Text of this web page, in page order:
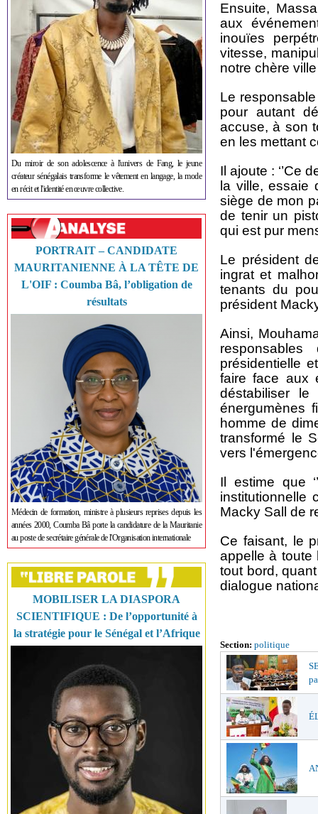
Du miroir de son adolescence à l'univers de Fang, le jeune
créateur sénégalais transforme le vêtement en langage, la mode
en récit et l'identité en œuvre collective.
PORTRAIT – CANDIDATE
MAURITANIENNE À LA TÊTE DE
L'OIF : Coumba Bâ, l’obligation de
résultats
Médecin de formation, ministre à plusieurs reprises depuis les
années 2000, Coumba Bâ porte la candidature de la Mauritanie
au poste de secrétaire générale de l'Organisation internationale
MOBILISER LA DIASPORA
SCIENTIFIQUE : De l’opportunité à
la stratégie pour le Sénégal et l’Afrique
Ensuite,
aux
inouïes
vitesse,
notre chère ville
Le responsable
pour autant
accuse, à son
en les mettant
Il ajoute : ‘’Ce
la ville, essaie
siège de mon
de tenir un
qui est pur
Le président
ingrat et
tenants du
président Macky
Ainsi,
présidentielle
faire face aux
déstabiliser le
énergumènes
homme de
transformé le
vers
Il estime que
institutionnelle
Macky Sall de
Ce faisant, le
appelle à toute
tout bord,
dialogue
Section: politique